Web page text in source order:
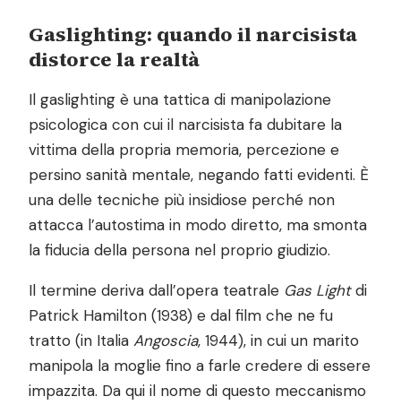
Gaslighting: quando il narcisista
distorce la realtà
Il gaslighting è una tattica di manipolazione
psicologica con cui il narcisista fa dubitare la
vittima della propria memoria, percezione e
persino sanità mentale, negando fatti evidenti. È
una delle tecniche più insidiose perché non
attacca l’autostima in modo diretto, ma smonta
la fiducia della persona nel proprio giudizio.
Il termine deriva dall’opera teatrale Gas Lightdi
Patrick Hamilton (1938) e dal film che ne fu
tratto (in Italia Angoscia, 1944), in cui un marito
manipola la moglie fino a farle credere di essere
impazzita. Da qui il nome di questo meccanismo